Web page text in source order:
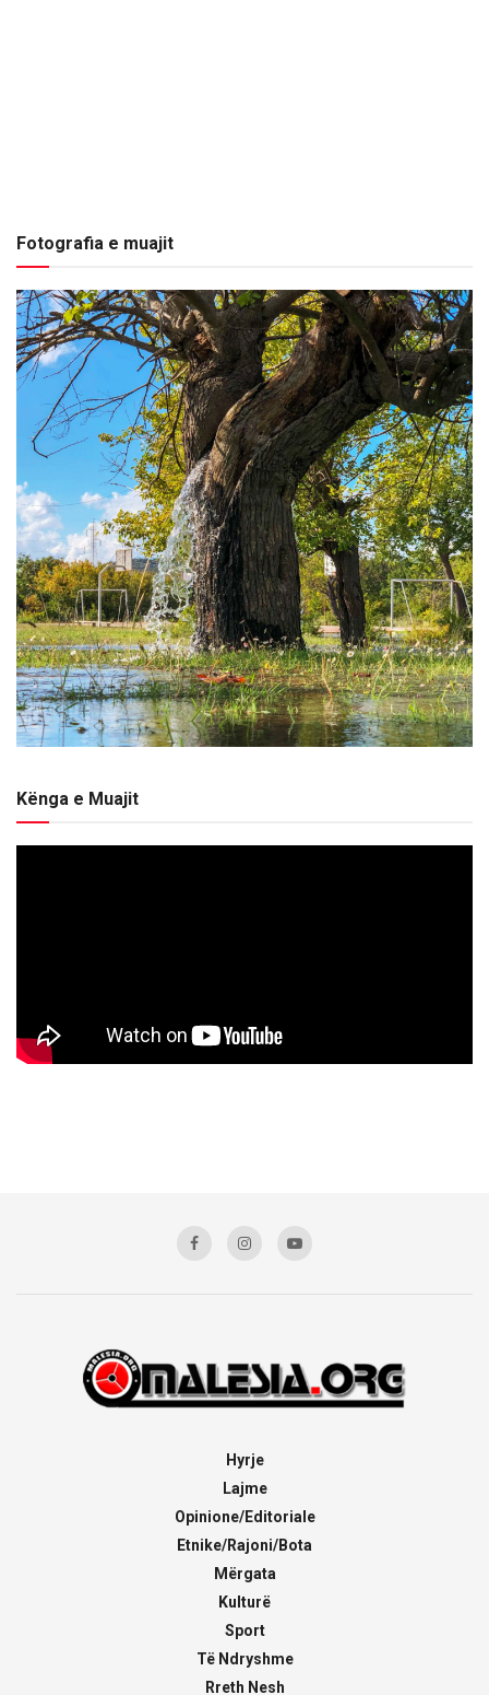
Fotografia e muajit
Kënga e Muajit
Hyrje
Lajme
Opinione/Editoriale
Etnike/Rajoni/Bota
Mërgata
Kulturë
Sport
Të Ndryshme
Rreth Nesh